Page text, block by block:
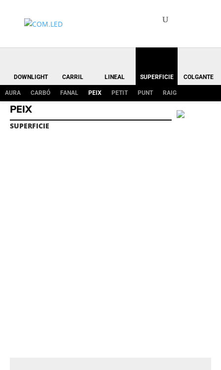
DOWNLIGHT CARRIL LINEAL SUPERFICIE
AURA CARBÓ FANAL PEIX PETIT PUNT RAIG
COLGANTE
PEIX
SUPERFICIE